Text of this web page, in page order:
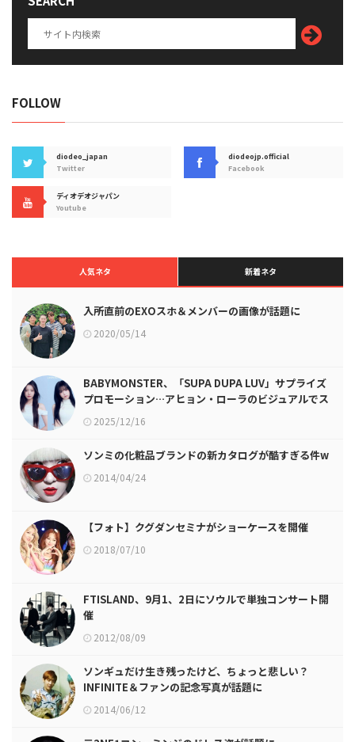
FOLLOW
diodeo_japan
Twitter
diodeojp.official
Facebook
ディオデオジャパン
Youtube
人気ネタ 新着ネタ
入所直前のEXOスホ＆メンバーの画像が話題に
2020/05/14
BABYMONSTER、「SUPA DUPA LUV」サプライズ
プロモーション…アヒョン・ローラのビジュアルでス
タート！
2025/12/16
ソンミの化粧品ブランドの新カタログが酷すぎる件w
2014/04/24
【フォト】クグダンセミナがショーケースを開催
2018/07/10
FTISLAND、9月1、2日にソウルで単独コンサート開
催
2012/08/09
ソンギュだけ生き残ったけど、ちょっと悲しい？
INFINITE＆ファンの記念写真が話題に
2014/06/12